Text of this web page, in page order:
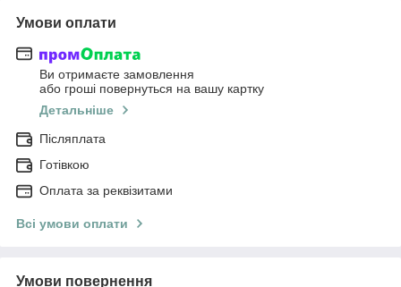
Умови оплати
Ви отримаєте замовлення
або гроші повернуться на вашу картку
Детальніше
Післяплата
Готівкою
Оплата за реквізитами
Всі умови оплати
Умови повернення